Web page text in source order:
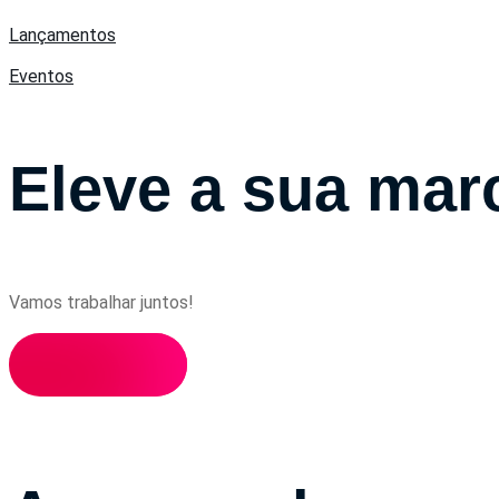
Lançamentos
Eventos
Eleve a sua
Vamos trabalhar juntos!